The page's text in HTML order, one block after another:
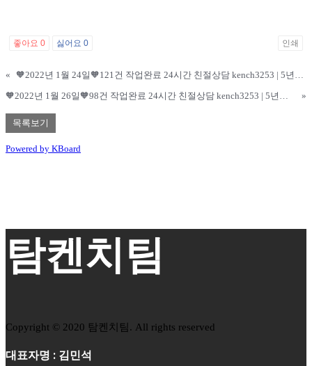
좋아요 0 싫어요 0 인쇄
«
🧡2022년 1월 24일🧡121건 작업완료 24시간 친절상담 kench3253 | 5년장수팀&신뢰도1위 정직1위 승률1위
🧡2022년 1월 26일🧡98건 작업완료 24시간 친절상담 kench3253 | 5년장수팀&신뢰도1위 정직1위 승률1위
»
목록보기
Powered by KBoard
탐켄치팀
Copyright © 2020 탐켄치팀. All rights reserved
대표자명 : 김민석